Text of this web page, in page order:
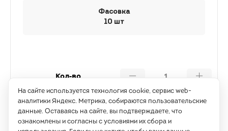
Фасовка
10 шт
Кол-во
Купить
На сайте используется технология cookie, сервис web-
аналитики Яндекс. Метрика, собираются пользовательские
данные. Оставаясь на сайте, вы подтверждаете, что
ознакомлены и согласны с условиями их сбора и